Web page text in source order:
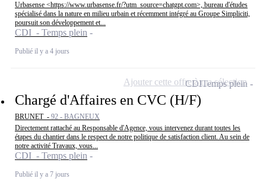
Urbasense <https://www.urbasense.fr/?utm_source=chatgpt.com>, bureau d'études
spécialisé dans la nature en milieu urbain et récemment intégré au Groupe Simpliciti,
poursuit son développement et...
CDI - Temps plein
Publié il y a 4 jours
Chargé d'Affaires en CVC (H/F)
BRUNET - 92 - BAGNEUX
Directement rattaché au Responsable d'Agence, vous intervenez durant toutes les
étapes du chantier dans le respect de notre politique de satisfaction client. Au sein de
notre activité Travaux, vous...
CDI - Temps plein
Publié il y a 7 jours
CDITemps plein
Ajouter cette offre à ma sélection